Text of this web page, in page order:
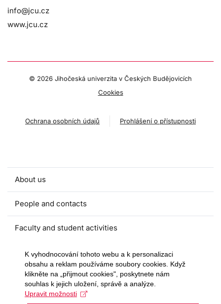
info@jcu.cz
www.jcu.cz
© 2026 Jihočeská univerzita v Českých Budějovicích
Cookies
Ochrana osobních údajů Prohlášení o přístupnosti
About us
People and contacts
Faculty and student activities
Projects and strategic partnerships
Documents
European sustainable development week
K vyhodnocování tohoto webu a k personalizaci
obsahu a reklam používáme soubory cookies. Když
klikněte na „přijmout cookies", poskytnete nám
souhlas k jejich uložení, správě a analýze.
Upravit možnosti